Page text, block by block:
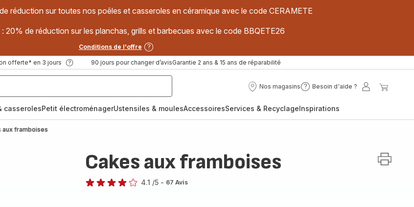
réduction sur toutes nos poêles et casseroles en céramique avec le code CERAMETE
20% de réduction sur les planchas, grills et barbecues avec le code BBQETE26
Conditions de l'offre
offerte* en 3 jours 90 jours pour changer d’avisGarantie 2 ans & 15 ans de réparabilité
Nos magasins
Nos
Besoin d'aide ?
Besoin
?
Mon
casserolesPetit électroménagerUstensiles & moulesAccessoiresServices & RecyclageInspirations
aux framboises
Cakes aux framboises
4.1 /5 - 67 Avis